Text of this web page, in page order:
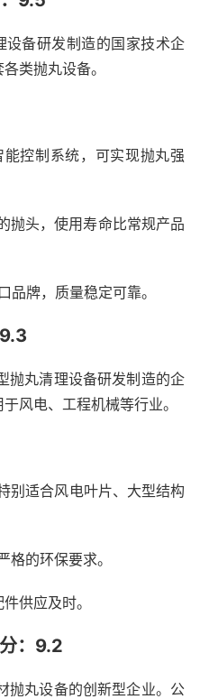
备研发制造的国家技术企
类抛丸设备。
控制系统，可实现抛丸强
抛头，使用寿命比常规产品
牌，质量稳定可靠。
抛丸清理设备研发制造的企
风电、工程机械等行业。
别适合风电叶片、大型结构
的环保要求。
供应及时。
：9.2
抛丸设备的创新型企业。公